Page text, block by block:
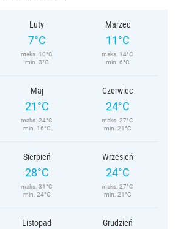
Luty
7°C
maks. 10°C
min. 3°C
Marzec
11°C
maks. 14°C
min. 6°C
Maj
21°C
maks. 24°C
min. 16°C
Czerwiec
24°C
maks. 27°C
min. 21°C
Sierpień
28°C
maks. 31°C
min. 24°C
Wrzesień
24°C
maks. 27°C
min. 21°C
Listopad Grudzień